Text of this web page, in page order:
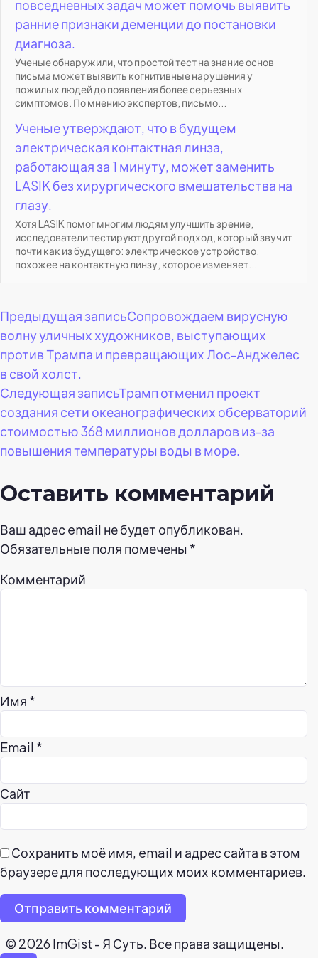
повседневных задач может помочь выявить
ранние признаки деменции до постановки
диагноза.
Ученые обнаружили, что простой тест на знание основ
письма может выявить когнитивные нарушения у
пожилых людей до появления более серьезных
симптомов. По мнению экспертов, письмо...
Ученые утверждают, что в будущем
электрическая контактная линза,
работающая за 1 минуту, может заменить
LASIK без хирургического вмешательства на
глазу.
Хотя LASIK помог многим людям улучшить зрение,
исследователи тестируют другой подход, который звучит
почти как из будущего: электрическое устройство,
похожее на контактную линзу, которое изменяет...
Навигация
по
записям
Предыдущая записьСопровождаем вирусную
волну уличных художников, выступающих
против Трампа и превращающих Лос-Анджелес
в свой холст.
Следующая записьТрамп отменил проект
создания сети океанографических обсерваторий
стоимостью 368 миллионов долларов из-за
повышения температуры воды в море.
Оставить комментарий
Ваш адрес email не будет опубликован.
Обязательные поля помечены *
Комментарий
Имя *
Email *
Сайт
Сохранить моё имя, email и адрес сайта в этом
браузере для последующих моих комментариев.
Отправить комментарий
© 2026 ImGist - Я Суть. Все права защищены.